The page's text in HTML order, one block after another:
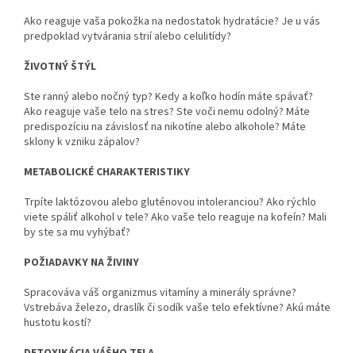
Ako reaguje vaša pokožka na nedostatok hydratácie? Je u vás
predpoklad vytvárania strií alebo celulitídy?
ŽIVOTNÝ ŠTÝL
Ste ranný alebo nočný typ? Kedy a koľko hodín máte spávať?
Ako reaguje vaše telo na stres? Ste voči nemu odolný? Máte
predispozíciu na závislosť na nikotíne alebo alkohole? Máte
sklony k vzniku zápalov?
METABOLICKÉ CHARAKTERISTIKY
Trpíte laktózovou alebo gluténovou intoleranciou? Ako rýchlo
viete spáliť alkohol v tele? Ako vaše telo reaguje na kofeín? Mali
by ste sa mu vyhýbať?
POŽIADAVKY NA ŽIVINY
Spracováva váš organizmus vitamíny a minerály správne?
Vstrebáva železo, draslík či sodík vaše telo efektívne? Akú máte
hustotu kostí?